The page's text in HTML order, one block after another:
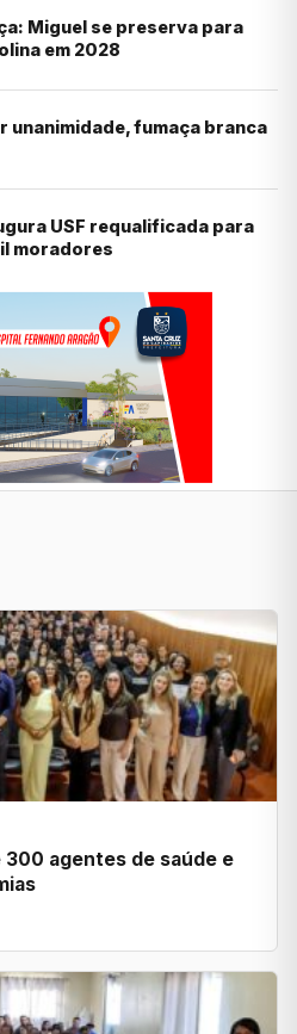
Miguel se preserva para
em 2028
unanimidade, fumaça branca
USF requalificada para
moradores
agentes de saúde e